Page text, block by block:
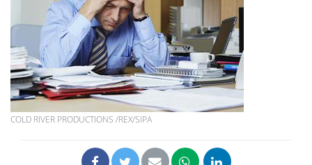
COLD RIVER PRODUCTIONS /REX/SIPA